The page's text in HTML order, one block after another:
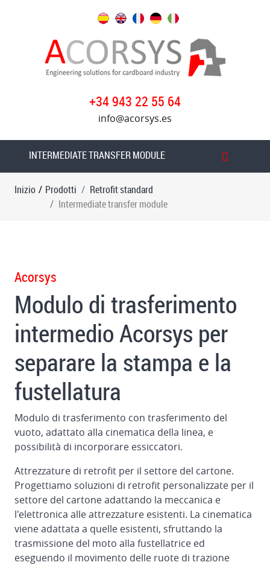
+34 943 22 55 64
info@acorsys.es
INTERMEDIATE TRANSFER MODULE
Retrofit
standard
della
ruota
frizione
a
vuoto
nelle
stampanti
Sistema
automatico
di
oscuramento
e
lavaggio
Camera
chiusa
a
raschiatore
Controllo
del
registro
per
stampanti,
scanalatrici
Inizio / Prodotti
Retrofit standard
Intermediate transfer module
Acorsys
Modulo di trasferimento
intermedio Acorsys per
separare la stampa e la
fustellatura
Modulo di trasferimento con trasferimento del
vuoto, adattato alla cinematica della linea, e
possibilità di incorporare essiccatori.
Attrezzature di retrofit per il settore del cartone.
Progettiamo soluzioni di retrofit personalizzate per il
settore del cartone adattando la meccanica e
l'elettronica alle attrezzature esistenti. La cinematica
viene adattata a quelle esistenti, sfruttando la
trasmissione del moto alla fustellatrice ed
eseguendo il movimento delle ruote di trazione